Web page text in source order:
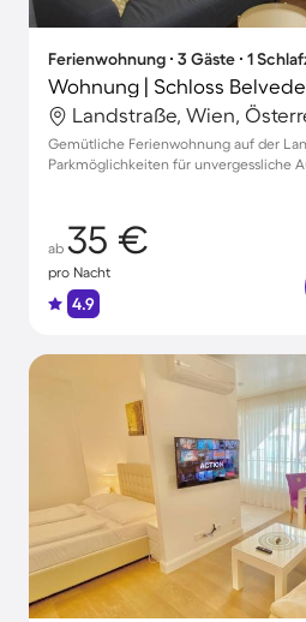
Ferienwohnung ∙ 3 Gäste ∙ 1
Wohnung | Schloss
Landstraße, Wien,
Gemütliche Ferienwohnung auf der
Parkmöglichkeiten für unvergessliche
ab 35 €
pro Nacht
4.9